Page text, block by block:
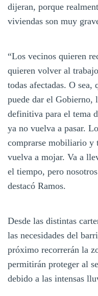
dijeran, porque
viviendas son muy
“Los vecinos quieren
quieren volver al
todas afectadas. O sea,
puede dar el Gobierno,
definitiva para el tema
ya no vuelva a pasar.
comprarse mobiliario y
vuelva a mojar. Va a
el tiempo, pero
destacó Ramos.
Desde las distintas
las necesidades del
próximo recorrerán la
permitirán proteger al
debido a las intensas